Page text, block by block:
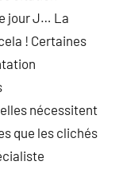
jour J… La
! Certaines
nécessitent
que les clichés